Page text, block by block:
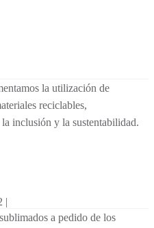
la utilización de
reciclables,
inclusión y la sustentabilidad.
|
a pedido de los